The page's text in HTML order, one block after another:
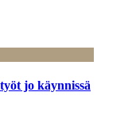
jo käynnissä